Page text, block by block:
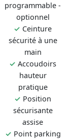
programmable -
optionnel
✓ Ceinture
sécurité à une
main
✓ Accoudoirs
hauteur
pratique
✓ Position
sécurisante
assise
✓ Point parking